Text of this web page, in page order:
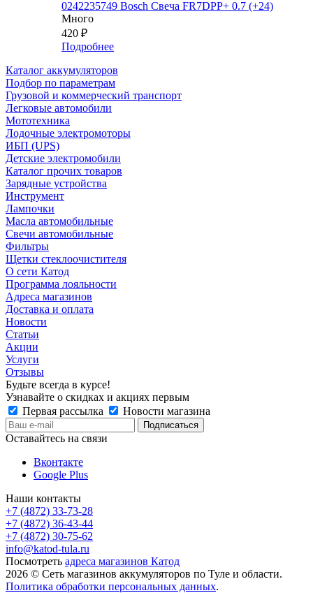
0242235749 Bosch Свеча FR7DPP+ 0.7 (+24)
Много
420 ₽
Подробнее
Каталог аккумуляторов
Подбор по параметрам
Грузовой и коммерческий транспорт
Легковые автомобили
Мототехника
Лодочные электромоторы
ИБП (UPS)
Детские электромобили
Каталог прочих товаров
Зарядные устройства
Инструмент
Лампочки
Масла автомобильные
Свечи автомобильные
Фильтры
Щетки стеклоочистителя
О сети Катод
Программа лояльности
Адреса магазинов
Доставка и оплата
Новости
Статьи
Акции
Услуги
Отзывы
Будьте всегда в курсе!
Узнавайте о скидках и акциях первым
Первая рассылка
Новости магазина
Оставайтесь на связи
Вконтакте
Google Plus
Наши контакты
+7 (4872) 33-73-28
+7 (4872) 36-43-44
+7 (4872) 30-75-62
info@katod-tula.ru
Посмотреть адреса магазинов Катод
2026 © Сеть магазинов аккумуляторов по Туле и области.
Политика обработки персональных данных.